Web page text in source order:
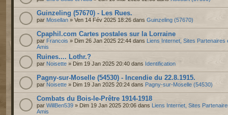
Guinzeling (57670) - Les Rues.
par Mosellan » Ven 14 Fév 2025 18:26 dans Guinzeling (57670)
Cpaphil.com Cartes postales sur la Lorraine
par Francois » Dim 26 Jan 2025 22:44 dans Liens Internet, Sites Partenaires
Amis
Ruines.... Lothr.?
par Noisette » Dim 19 Jan 2025 20:40 dans Identification
Pagny-sur-Moselle (54530) - Incendie du 22.8.1915.
par Noisette » Dim 19 Jan 2025 20:24 dans Pagny-sur-Moselle (54530)
Combats du Bois-le-Prêtre 1914-1918
par WillBen539 » Dim 19 Jan 2025 20:06 dans Liens Internet, Sites
Amis